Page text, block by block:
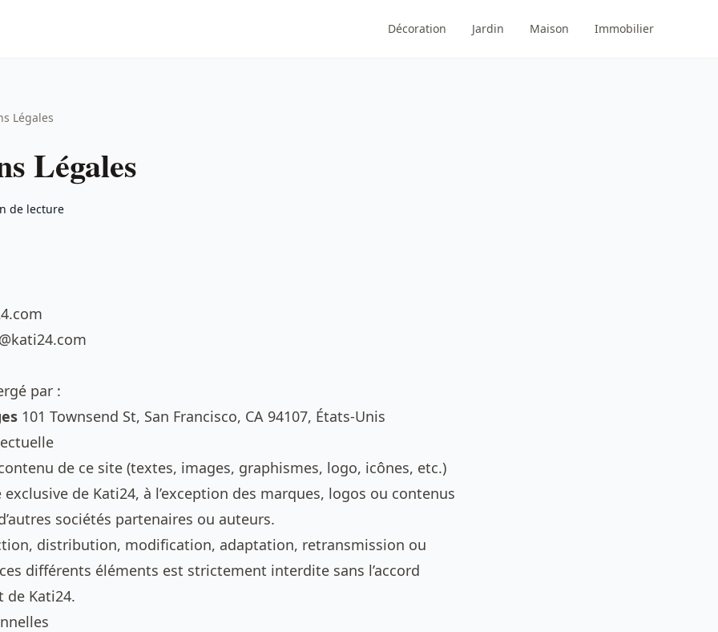
Décoration Jardin Maison Immobilier
Légales
Légales
de lecture
par :
101 Townsend St, San Francisco, CA 94107, États-Unis
de ce site (textes, images, graphismes, logo, icônes, etc.)
de Kati24, à l’exception des marques, logos ou contenus
sociétés partenaires ou auteurs.
distribution, modification, adaptation, retransmission ou
différents éléments est strictement interdite sans l’accord
de Kati24.